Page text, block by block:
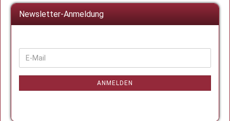
Newsletter-Anmeldung
ZUR
E-
Mail
ANMELDEN